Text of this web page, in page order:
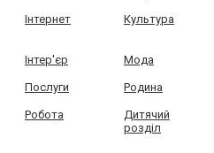
Інтернет Культура
Інтер'єр Мода
Послуги Родина
Робота
Дитячий
розділ